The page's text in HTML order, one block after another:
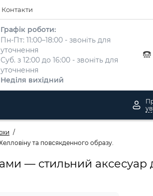
Контакти
Графік роботи:
Пн-Пт: 11:00–18:00 - звоніть для
уточнення
Суб. з 12:00 до 16:00 - звоніть для
уточнення
Неділя вихідний
та повсякденного образу.
— стильний аксесуар